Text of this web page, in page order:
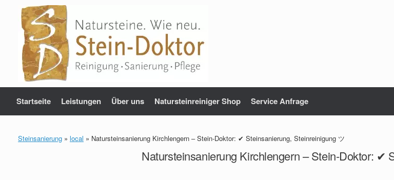
springen
Startseite Leistungen Über uns Natursteinreiniger Shop Service Anfrage
Steinsanierung » local » Natursteinsanierung Kirchlengern – Stein-Doktor: ✔ Steinsanierung, Steinreinigung ツ
Natursteinsanierung Kirchlengern – Stein-Doktor: ✔